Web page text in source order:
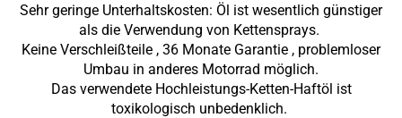
Sehr geringe Unterhaltskosten: Öl ist wesentlich günstiger
als die Verwendung von Kettensprays.
Keine Verschleißteile , 36 Monate Garantie , problemloser
Umbau in anderes Motorrad möglich.
Das verwendete Hochleistungs-Ketten-Haftöl ist
toxikologisch unbedenklich.